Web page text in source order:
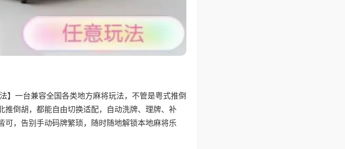
】一台兼容全国各类地方麻将玩法，不管是粤式推倒
推倒胡，都能自由切换适配，自动洗牌、理牌、补
可，告别手动码牌繁琐，随时随地解锁本地麻将乐